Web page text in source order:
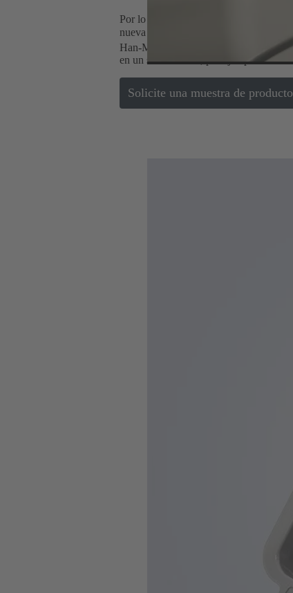
Por lo tanto, HARTING presenta los
nueva serie cumple principalmente los
Han-Modular
Domino pueden
en un solo módulo, por ejemplo.
Solicite una muestra de